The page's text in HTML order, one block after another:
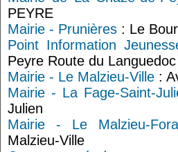
PEYRE
Mairie - Prunières : Le
Point Information
Peyre Route du
Mairie - Le Malzieu-Ville :
Mairie - La Fage-Saint-
Julien
Mairie - Le Malzieu-
Malzieu-Ville